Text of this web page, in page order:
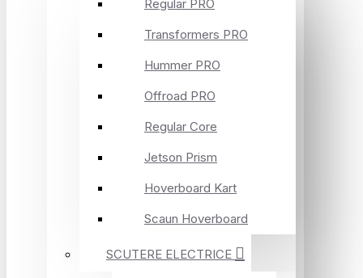
Regular PRO
Transformers PRO
Hummer PRO
Offroad PRO
Regular Core
Jetson Prism
Hoverboard Kart
Scaun Hoverboard
SCUTERE ELECTRICE